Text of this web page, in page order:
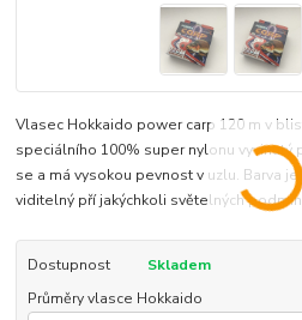
Vlasec Hokkaido power carp 120 m v
speciálního 100% super nylonu vyvinutý
se a má vysokou pevnost v uzlu. Barva
viditelný pří jakýchkoli světelných
Dostupnost
Skladem
Průměry vlasce Hokkaido